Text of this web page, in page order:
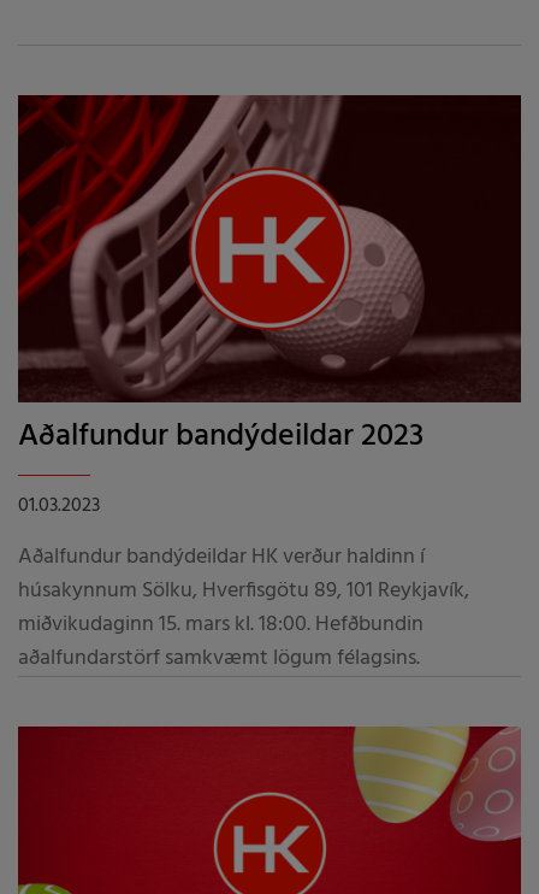
Aðalfundur bandýdeildar 2023
01.03.2023
Aðalfundur bandýdeildar HK verður haldinn í
húsakynnum Sölku, Hverfisgötu 89, 101 Reykjavík,
miðvikudaginn 15. mars kl. 18:00. Hefðbundin
aðalfundarstörf samkvæmt lögum félagsins.